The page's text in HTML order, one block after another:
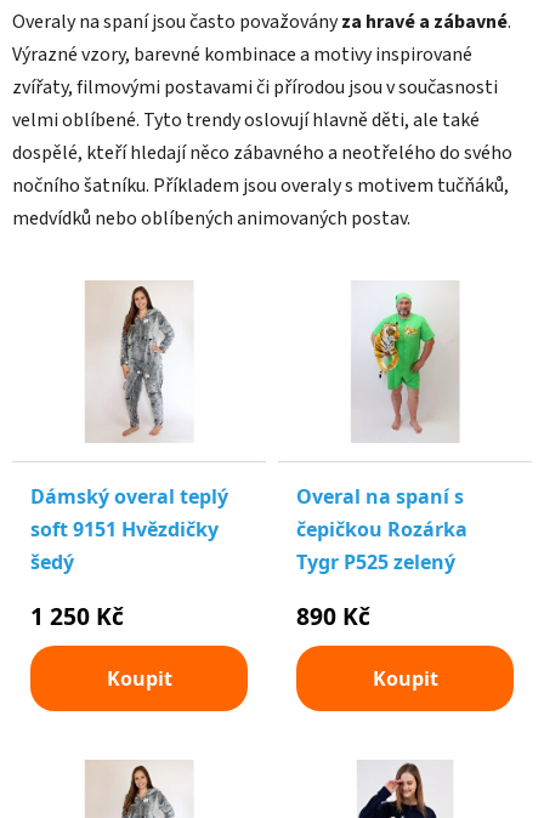
Overaly na spaní jsou často považoványza hravé a zábavné.
Výrazné vzory, barevné kombinace a motivy inspirované
zvířaty, filmovými postavami či přírodou jsou v současnosti
velmi oblíbené. Tyto trendy oslovují hlavně děti, ale také
dospělé, kteří hledají něco zábavného a neotřelého do svého
nočního šatníku. Příkladem jsou overaly s motivem tučňáků,
medvídků nebo oblíbených animovaných postav.